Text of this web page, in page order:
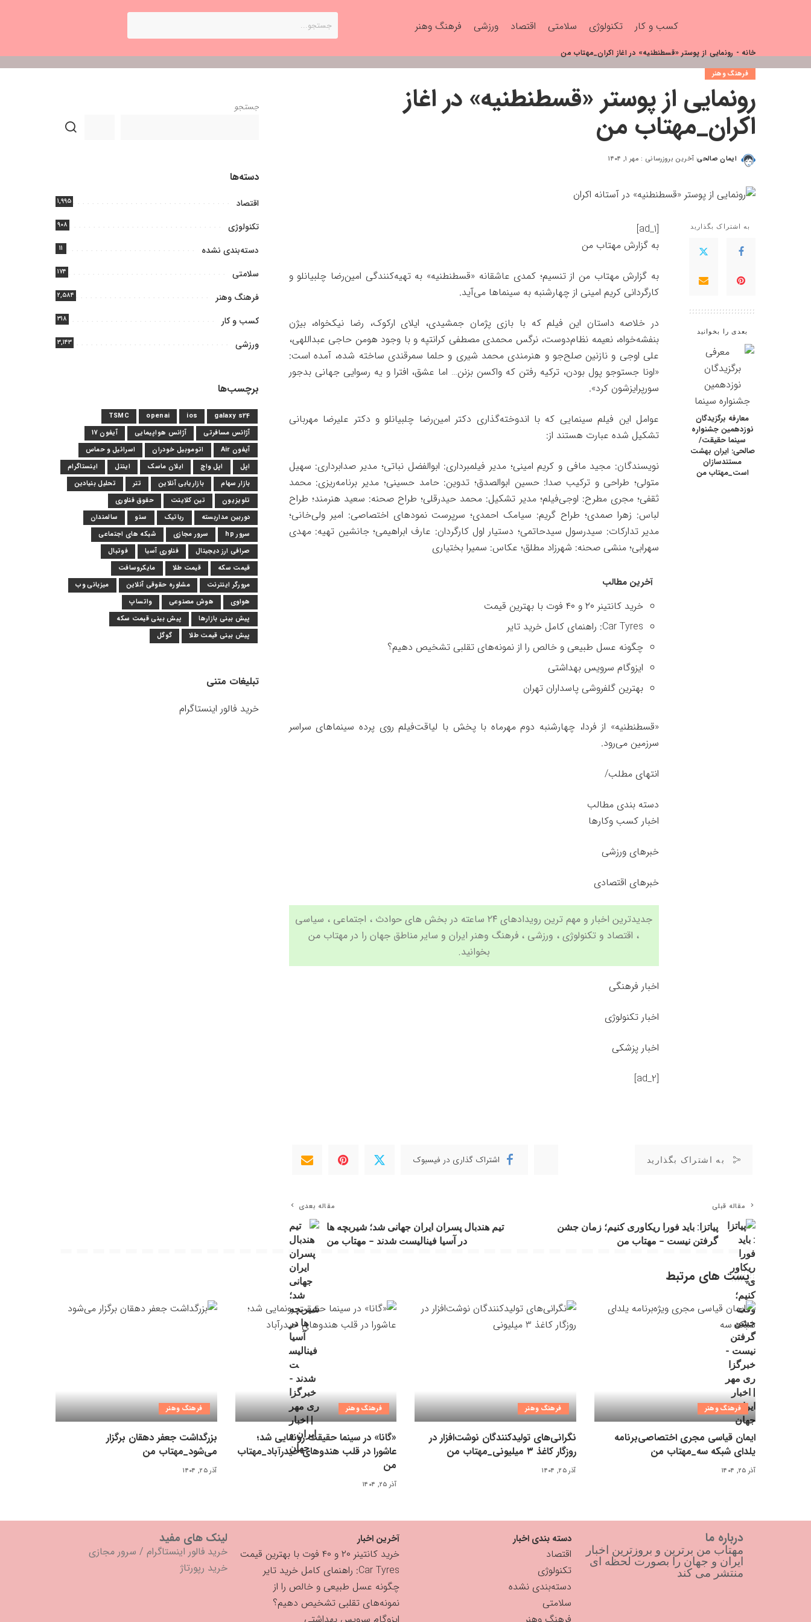
کسب و کار تکنولوژی سلامتی اقتصاد ورزشی فرهنگ وهنر
خانه - رونمایی از پوستر «قسطنطنیه» در اغاز اکران_مهتاب من
فرهنگ وهنر
رونمایی از پوستر «قسطنطنیه» در اغاز
اکران_مهتاب من
ایمان صالحی آخرین بروزرسانی : مهر ۱, ۱۴۰۴
به اشتراک بگذارید
بعدی را بخوانید
معارفه برگزیدگان
نوزدهمین جشنواره
سینما حقیقت/
صالحی: ایران بهشت
مستندسازان
است_مهتاب من
[ad_1]
به گزارش مهتاب من
به گزارشمهتاب مناز تنسیم؛ کمدی عاشقانه «قسطنطنیه» به تهیه‌کنندگی امین‌رضا چلبیانلو و
کارگردانی کریم امینی از چهارشنبه به سینماها می‌آید.
در خلاصه داستان این فیلم که با بازی پژمان جمشیدی، ایلای ارکوک، رضا نیکخواه، بیژن
بنفشه‌خواه، نعیمه نظام‌دوست، نرگس محمدی مصطفی کرانتپه و با وجود هومن حاجی عبداللهی،
علی اوجی و نازنین صلح‌جو و هنرمندی محمد شیری و حلما سمرقندی ساخته شده، آمده است:
«اونا جستوجو پول بودن، ترکیه رفتن که واکسن بزنن… اما عشق، افترا و یه رسوایی جهانی بدجور
سورپرایزشون کرد».
عوامل این فیلم سینمایی که با اندوخته‌گذاری دکتر امین‌رضا چلبیانلو و دکتر علیرضا مهربانی
تشکیل شده عبارت هستند از:
نویسندگان: مجید مافی و کریم امینی؛ مدیر فیلمبرداری: ابوالفضل نباتی؛ مدیر صدابرداری: سهیل
متولی؛ طراحی و ترکیب صدا: حسین ابوالصدق؛ تدوین: حامد حسینی؛ مدیر برنامه‌ریزی: محمد
ثقفی؛ مجری مطرح: اوجی‌فیلم؛ مدیر تشکیل: محمد حیدرقلی؛ طراح صحنه: سعید هنرمند؛ طراح
لباس: زهرا صمدی؛ طراح گریم: سیامک احمدی؛ سرپرست نمود‌های اختصاصی: امیر ولی‌خانی؛
مدیر تدارکات: سیدرسول سیدحاتمی؛ دستیار اول کارگردان: عارف ابراهیمی؛ جانشین تهیه: مهدی
سهرابی؛ منشی صحنه: شهرزاد مطلق؛ عکاس: سمیرا بختیاری
آخرین مطالب
خرید کانتینر ۲۰ و ۴۰ فوت با بهترین قیمت
Car Tyres: راهنمای کامل خرید تایر
چگونه عسل طبیعی و خالص را از نمونه‌های تقلبی تشخیص دهیم؟
ایزوگام سرویس بهداشتی
بهترین گلفروشی پاسداران تهران
«قسطنطنیه» از فردا، چهارشنبه دوم مهرماه با پخش با لیاقت‌فیلم روی پرده سینماهای سراسر
سرزمین می‌رود.
انتهای مطلب/
دسته بندی مطالب
اخبار کسب وکارها
خبرهای ورزشی
خبرهای اقتصادی
جدیدترین اخبار و مهم ترین رویدادهای ۲۴ ساعته در بخش های حوادث ، اجتماعی ، سیاسی
، اقتصادو تکنولوژی، ورزشی ، فرهنگ وهنرایران و سایر مناطق جهان را در مهتاب من
بخوانید.
اخبار فرهنگی
اخبار تکنولوژی
اخبار پزشکی
[ad_2]
به اشتراک بگذارید اشتراک گذاری در فیسبوک
مقاله قبلی
پیاتزا: باید فورا ریکاوری کنیم؛ زمان جشن
گرفتن نیست – مهتاب من
مقاله بعدی
تیم هندبال پسران ایران جهانی شد؛ شیربچه ها
در آسیا فینالیست شدند – مهتاب من
جستجو
دسته‌ها
اقتصاد ۱,۹۹۵
تکنولوژی ۹۰۸
دسته‌بندی نشده ۱۱
سلامتی ۱۷۴
فرهنگ وهنر ۲,۵۸۴
کسب و کار ۳۱۸
ورزشی ۳,۱۴۳
برچسب‌ها
galaxy s24
ios
openai
TSMC
آژانس مسافرتی
آژانس هواپیمایی
آیفون 17
آیفون Air
اتوموبیل خودران
اسرائیل و حماس
اپل
اپل واچ ایلان ماسک اینتل
اینستاگرام
بازار سهام
بازاریابی آنلاین تتر
تحلیل بنیادین
تلویزیون
تین کلاینت
حقوق فناوری
دوربین مداربسته
رباتیک سئو
سالمندان
سرور hp
سرور مجازی
شبکه های اجتماعی
صرافی ارز دیجیتال
فناوری آسیا
فوتبال
قیمت سکه
قیمت طلا
مایکروسافت
مرورگر اینترنت
مشاوره حقوقی آنلاین
میزبانی وب
هواوی
هوش مصنوعی
واتساپ
پیش بینی بازارها
پیش بینی قیمت سکه
پیش بینی قیمت طلا
گوگل
تبلیغات متنی
خرید فالور اینستاگرام
پست های مرتبط
فرهنگ وهنر
ایمان قیاسی مجری اختصاصی‌برنامه
یلدای شبکه سه_مهتاب من
آذر ۲۵, ۱۴۰۴
فرهنگ وهنر
نگرانی‌های تولیدکنندگان نوشت‌افزار در
روزگار کاغذ ۳ میلیونی_مهتاب من
آذر ۲۵, ۱۴۰۴
فرهنگ وهنر
«گانا» در سینما حقیقت رونمایی شد؛
عاشورا در قلب هندوهای حیدرآباد_مهتاب
من
آذر ۲۵, ۱۴۰۴
فرهنگ وهنر
بزرگداشت جعفر دهقان برگزار
می‌شود_مهتاب من
آذر ۲۵, ۱۴۰۴
درباره ما
مهتاب من برترین و بروزترین اخبار
ایران و جهان را بصورت لحظه ای
منتشر می کند
دسته بندی اخبار
اقتصاد
تکنولوژی
دسته‌بندی نشده
سلامتی
آخرین اخبار
خرید کانتینر ۲۰ و ۴۰ فوت با بهترین قیمت
Car Tyres: راهنمای کامل خرید تایر
چگونه عسل طبیعی و خالص را از
نمونه‌های تقلبی تشخیص دهیم؟
لینک های مفید
خرید فالور اینستاگرام / سرور مجازی
خرید رپورتاژ